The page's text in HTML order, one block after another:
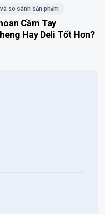
so sánh sản phẩm
Cầm Tay
Hay Deli Tốt Hơn?